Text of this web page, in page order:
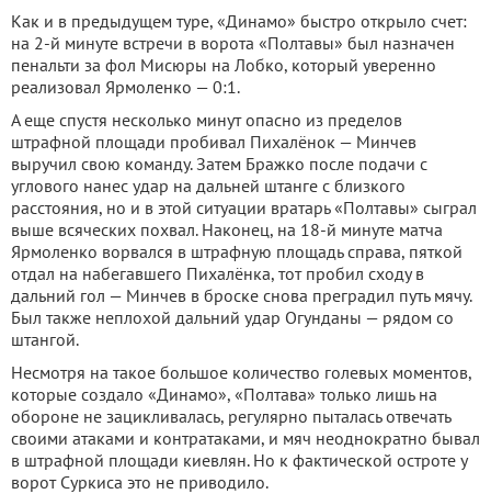
Как и в предыдущем туре, «Динамо» быстро открыло счет:
на 2-й минуте встречи в ворота «Полтавы» был назначен
пенальти за фол Мисюры на Лобко, который уверенно
реализовал Ярмоленко — 0:1.
А еще спустя несколько минут опасно из пределов
штрафной площади пробивал Пихалёнок — Минчев
выручил свою команду. Затем Бражко после подачи с
углового нанес удар на дальней штанге с близкого
расстояния, но и в этой ситуации вратарь «Полтавы» сыграл
выше всяческих похвал. Наконец, на 18-й минуте матча
Ярмоленко ворвался в штрафную площадь справа, пяткой
отдал на набегавшего Пихалёнка, тот пробил сходу в
дальний гол — Минчев в броске снова преградил путь мячу.
Был также неплохой дальний удар Огунданы — рядом со
штангой.
Несмотря на такое большое количество голевых моментов,
которые создало «Динамо», «Полтава» только лишь на
обороне не зацикливалась, регулярно пыталась отвечать
своими атаками и контратаками, и мяч неоднократно бывал
в штрафной площади киевлян. Но к фактической остроте у
ворот Суркиса это не приводило.